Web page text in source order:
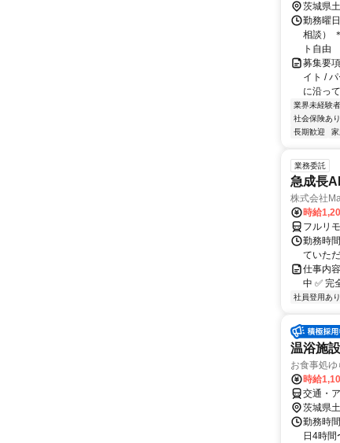
茨城県
勤務曜
相談）
ト自由
募集要
イト /
に沿っ
業界未経験
社会保険あり
長期歓迎
業務委託
急成長
株式会社
時給
フルリ
勤務時
ていた
仕事内
中 ✅ 完
社員登用あり
温浴施
お食事処
時給
交通・
茨城県
勤務時
日4時